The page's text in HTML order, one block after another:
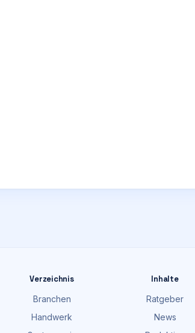
Verzeichnis
Branchen
Handwerk
Inhalte
Ratgeber
News